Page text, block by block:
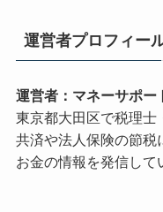
運営者プロフィー
運営者：マネーサポー
東京都大田区で税理士
共済や法人保険の節税
お金の情報を発信して